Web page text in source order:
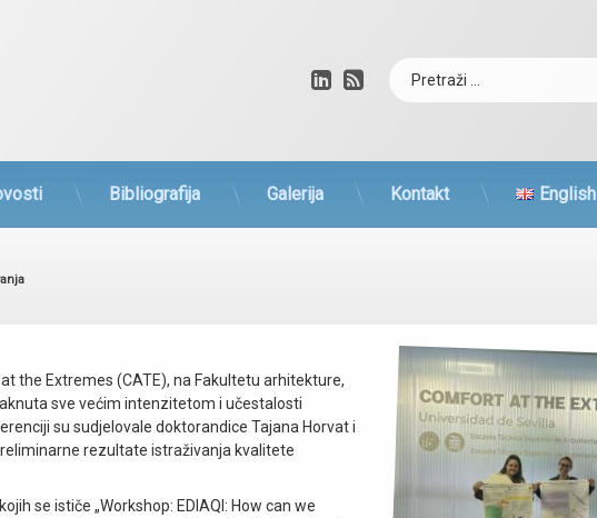
LinkedIn
RSS
Bibliografija Galerija Kontakt English
the Extremes (CATE), na Fakultetu arhitekture,
sve većim intenzitetom i učestalosti
su sudjelovale doktorandice Tajana Horvat i
rezultate istraživanja kvalitete
se ističe „Workshop: EDIAQI: How can we